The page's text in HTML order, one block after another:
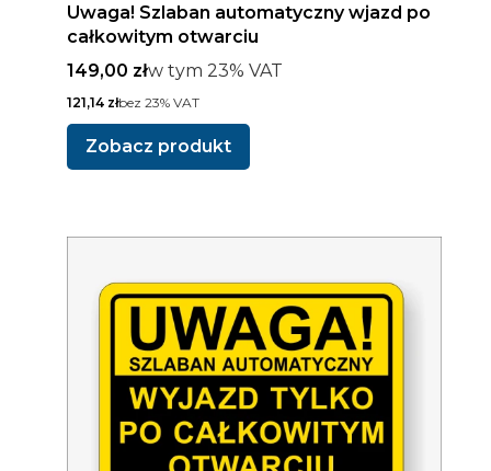
Uwaga! Szlaban automatyczny wjazd po
całkowitym otwarciu
Cena brutto
149,00 złw tym %s VAT
w tym 23% VAT
Cena netto
121,14 złbez 23% VAT
Zobacz produkt